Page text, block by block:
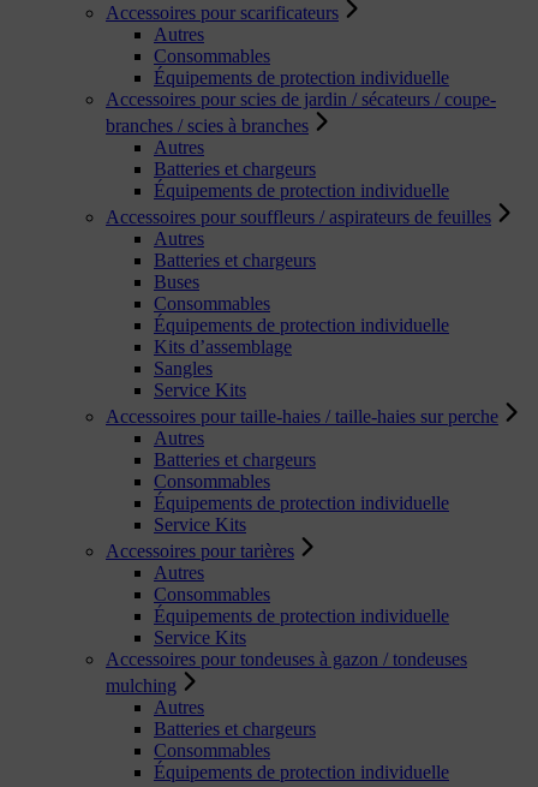
Accessoires pour scarificateurs
Autres
Consommables
Équipements de protection individuelle
Accessoires pour scies de jardin / sécateurs / coupe-
branches / scies à branches
Autres
Batteries et chargeurs
Équipements de protection individuelle
Accessoires pour souffleurs / aspirateurs de feuilles
Autres
Batteries et chargeurs
Buses
Consommables
Équipements de protection individuelle
Kits d’assemblage
Sangles
Service Kits
Accessoires pour taille-haies / taille-haies sur perche
Autres
Batteries et chargeurs
Consommables
Équipements de protection individuelle
Service Kits
Accessoires pour tarières
Autres
Consommables
Équipements de protection individuelle
Service Kits
Accessoires pour tondeuses à gazon / tondeuses
mulching
Autres
Batteries et chargeurs
Consommables
Équipements de protection individuelle